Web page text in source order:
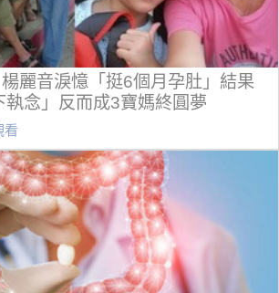
麗音淚憶「挺6個月孕肚」結果
執念」反而成3寶媽終圓夢
看